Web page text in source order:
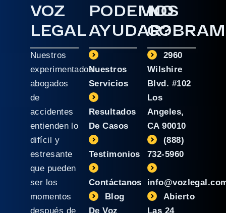
VOZ
LEGAL
Nuestros
experimentados
abogados
de
accidentes
entienden lo
difícil y
estresante
que pueden
ser los
momentos
después de
PODEMOS
AYUDAR?
Nuestros
Servicios
Resultados
De Casos
Testimonios
Contáctanos
Blog
De Voz
NO
2960
Wilshire
Blvd. #102
Los
Angeles,
CA 90010
(888)
732-5960
Abierto
Las 24